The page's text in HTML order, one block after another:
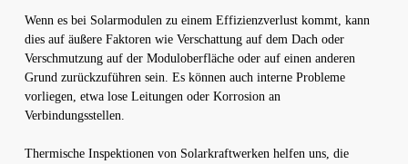
Wenn es bei Solarmodulen zu einem Effizienzverlust kommt, kann
dies auf äußere Faktoren wie Verschattung auf dem Dach oder
Verschmutzung auf der Moduloberfläche oder auf einen anderen
Grund zurückzuführen sein. Es können auch interne Probleme
vorliegen, etwa lose Leitungen oder Korrosion an
Verbindungsstellen.
Thermische Inspektionen von Solarkraftwerken helfen uns, die